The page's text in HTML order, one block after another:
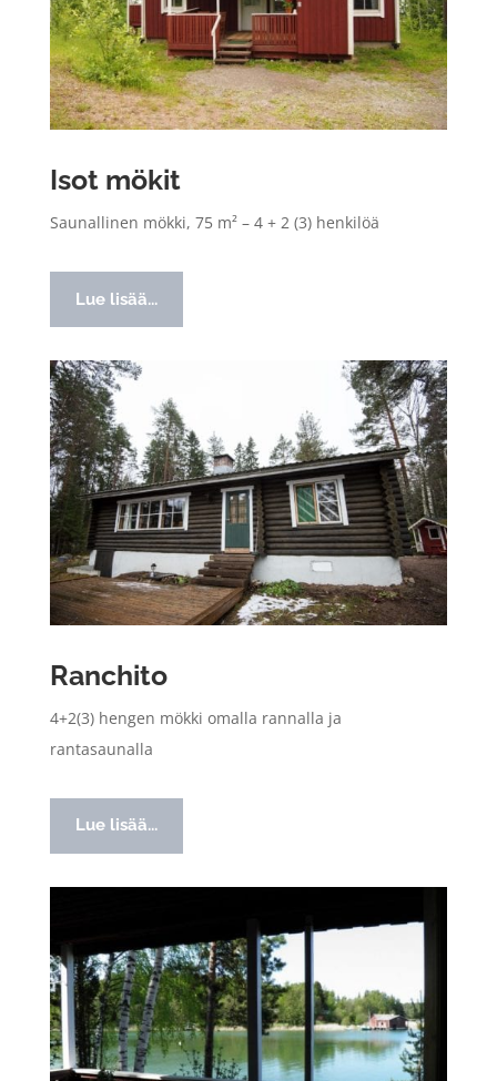
Isot mökit
Saunallinen mökki, 75 m² – 4 + 2 (3) henkilöä
Lue lisää...
Ranchito
4+2(3) hengen mökki omalla rannalla ja
rantasaunalla
Lue lisää...